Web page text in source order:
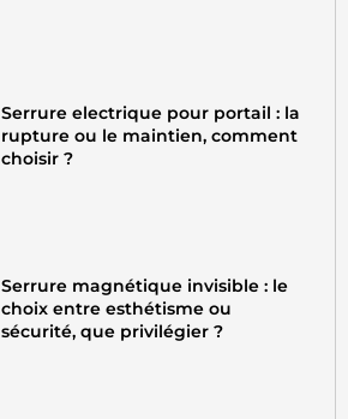
Serrure electrique pour portail : la
rupture ou le maintien, comment
choisir ?
Serrure magnétique invisible : le
choix entre esthétisme ou
sécurité, que privilégier ?